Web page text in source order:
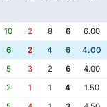
10 2 8 6
6.00
6 2 4 6
4.00
5 3 2 6
4.00
2 1 1 4
1.50